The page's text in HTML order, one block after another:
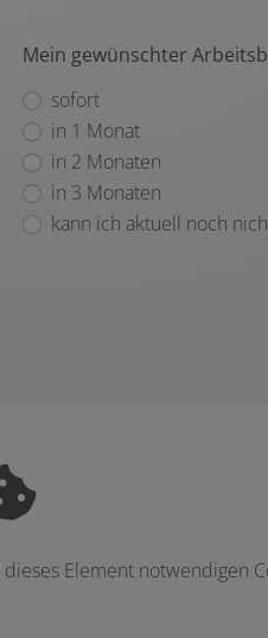
Mein gewünschter
sofort
in 1 Monat
in 2 Monaten
in 3 Monaten
kann ich aktuell noch
Element notwendigen